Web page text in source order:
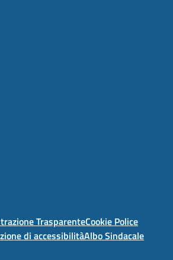
TrasparenteCookie Police
di accessibilitàAlbo Sindacale